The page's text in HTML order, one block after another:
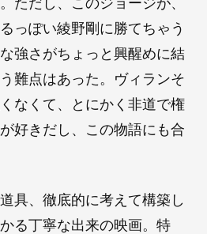
っぽい綾野剛に勝てちゃう
強さがちょっと興醒めに結
難点はあった。ヴィランそ
なくて、とにかく非道で権
好きだし、この物語にも合
具、徹底的に考えて構築し
る丁寧な出来の映画。特